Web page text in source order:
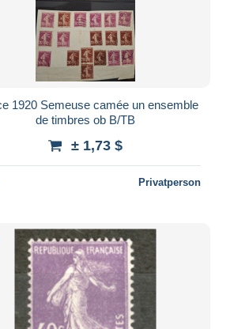
1920 Semeuse camée un ensemble
de timbres ob B/TB
± 1,73 $
Privatperson